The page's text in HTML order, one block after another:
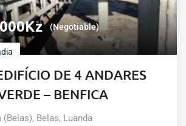
Kz (Negotiable)
DE 4 ANDARES
– BENFICA
(Belas), Belas, Luanda